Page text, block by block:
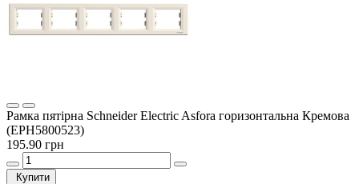
Рамка пятірна Schneider Electric Asfora горизонтальна Кремова
(EPH5800523)
195.90 грн
Купити